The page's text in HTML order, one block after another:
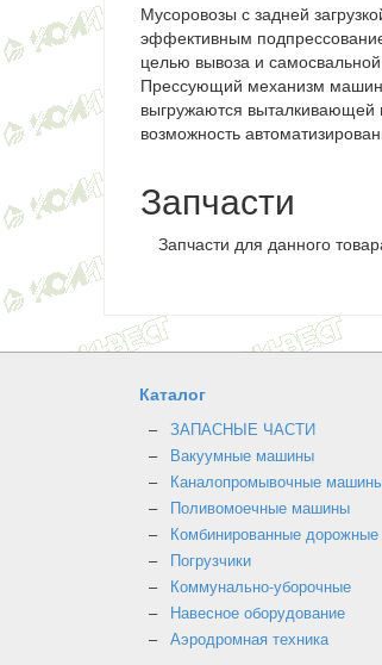
Мусоровозы с задней
эффективным
целью вывоза и
Прессующий механизм
выгружаются выталкивающей
возможность
Запчасти
Запчасти для данного
Каталог
ЗАПАСНЫЕ ЧАСТИ
Вакуумные машины
Каналопромывочные
Поливомоечные машины
Комбинированные
Погрузчики
Коммунально-уборочные
Навесное оборудование
Аэродромная техника